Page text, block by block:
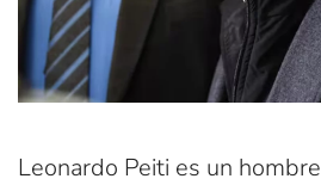
Leonardo Peiti es un